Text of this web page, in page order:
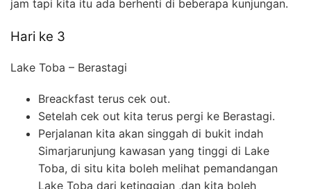
jam tapi kita itu ada berhenti di beberapa kunjungan.
Hari ke 3
Lake Toba – Berastagi
Breackfast terus cek out.
Setelah cek out kita terus pergi ke Berastagi.
Perjalanan kita akan singgah di bukit indah
Simarjarunjung kawasan yang tinggi di Lake
Toba, di situ kita boleh melihat pemandangan
Lake Toba dari ketinggian ,dan kita boleh